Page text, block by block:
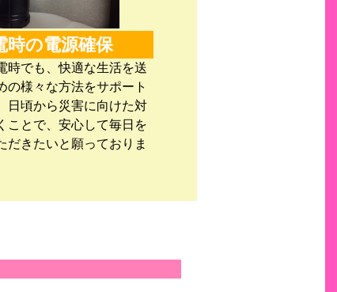
時の電源確保
時でも、快適な生活を送
の様々な方法をサポート
日頃から災害に向けた対
ことで、安心して毎日を
だきたいと願っておりま